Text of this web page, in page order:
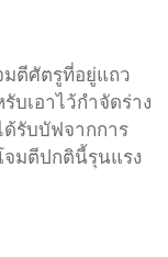
ตีศัตรูที่อยู่แถว
บเอาไว้กำจัดร่าง
ด้รับบัฟจากการ
จมตีปกตินี้รุนแรง